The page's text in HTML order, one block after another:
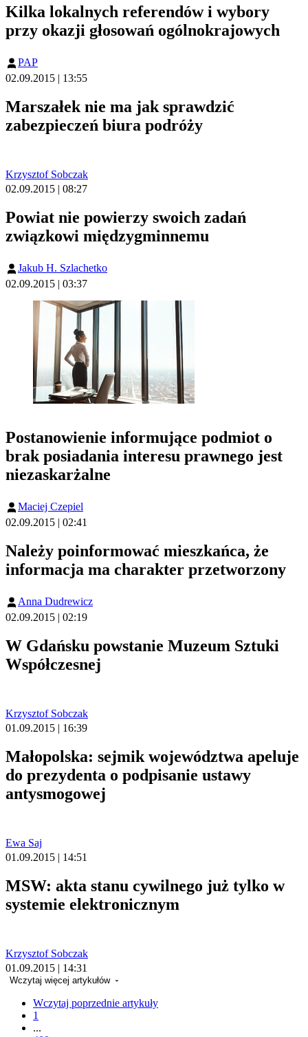
Kilka lokalnych referendów i wybory
przy okazji głosowań ogólnokrajowych
PAP
02.09.2015 | 13:55
Marszałek nie ma jak sprawdzić
zabezpieczeń biura podróży
Krzysztof Sobczak
02.09.2015 | 08:27
Powiat nie powierzy swoich zadań
związkowi międzygminnemu
Jakub H. Szlachetko
02.09.2015 | 03:37
Postanowienie informujące podmiot o
brak posiadania interesu prawnego jest
niezaskarżalne
Maciej Czepiel
02.09.2015 | 02:41
Należy poinformować mieszkańca, że
informacja ma charakter przetworzony
Anna Dudrewicz
02.09.2015 | 02:19
W Gdańsku powstanie Muzeum Sztuki
Współczesnej
Krzysztof Sobczak
01.09.2015 | 16:39
Małopolska: sejmik województwa apeluje
do prezydenta o podpisanie ustawy
antysmogowej
Ewa Saj
01.09.2015 | 14:51
MSW: akta stanu cywilnego już tylko w
systemie elektronicznym
Krzysztof Sobczak
01.09.2015 | 14:31
Wczytaj więcej artykułów
Wczytaj poprzednie artykuły
1
...